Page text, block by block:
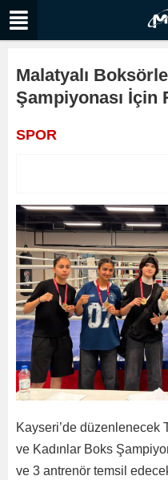
Malatyalı
Şampiyonası İçin
SPOR
Kayseri’de düzenlenecek
ve Kadınlar Boks
ve 3 antrenör temsil